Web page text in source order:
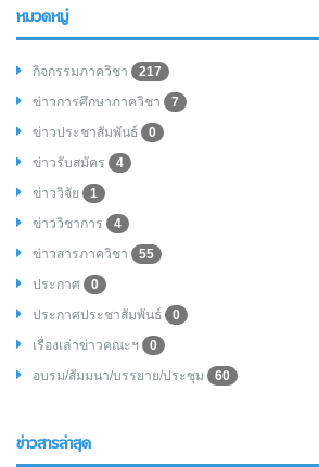
หมวดหมู่
กิจกรรมภาควิชา
217
ข่าวการศึกษาภาควิชา
7
ข่าวประชาสัมพันธ์
0
ข่าวรับสมัคร
4
ข่าววิจัย
1
ข่าววิชาการ
4
ข่าวสารภาควิชา
55
ประกาศ
0
ประกาศประชาสัมพันธ์
0
เรื่องเล่าข่าวคณะฯ
0
อบรม/สัมมนา/บรรยาย/ประชุม
60
ข่าวสารล่าสุด